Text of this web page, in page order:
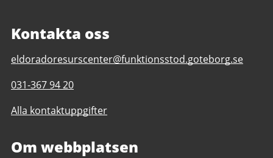
Kontakta oss
E-
till
Eldorado
Resurscenter
eldoradoresurscenter@funktionsstod.goteborg.se
Telefonnummer
Eldorado
031-367 94 20
Alla kontaktuppgifter
Om webbplatsen